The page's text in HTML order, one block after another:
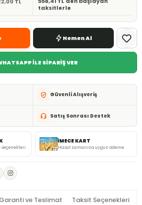
taksitlerle
Hemen Al
İLE SİPARİŞ VER
Güvenli Alışveriş
Satış Sonrası Destek
İMECE KART
Hasat zamanına uygun ödeme
Garanti ve Teslimat Taksit Seçenekleri